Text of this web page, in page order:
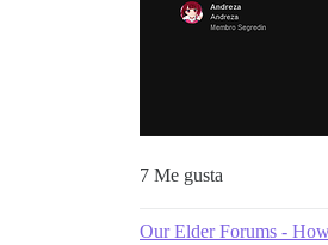
7 Me gusta
Our Elder Forums -